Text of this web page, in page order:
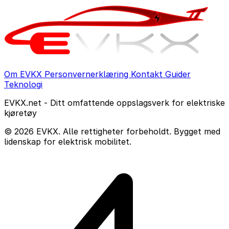
Om EVKX Personvernerklæring Kontakt Guider
Teknologi
EVKX.net - Ditt omfattende oppslagsverk for elektriske
kjøretøy
© 2026 EVKX. Alle rettigheter forbeholdt. Bygget med
lidenskap for elektrisk mobilitet.